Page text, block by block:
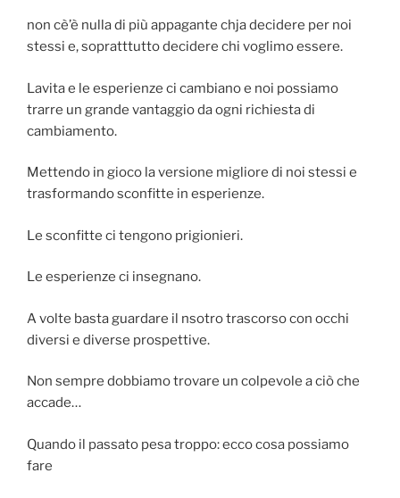
non cè’è nulla di più appagante chja decidere per noi
stessi e, sopratttutto decidere chi voglimo essere.
Lavita e le esperienze ci cambiano e noi possiamo
trarre un grande vantaggio da ogni richiesta di
cambiamento.
Mettendo in gioco la versione migliore di noi stessi e
trasformando sconfitte in esperienze.
Le sconfitte ci tengono prigionieri.
Le esperienze ci insegnano.
A volte basta guardare il nsotro trascorso con occhi
diversi e diverse prospettive.
Non sempre dobbiamo trovare un colpevole a ciò che
accade…
Quando il passato pesa troppo: ecco cosa possiamo
fare